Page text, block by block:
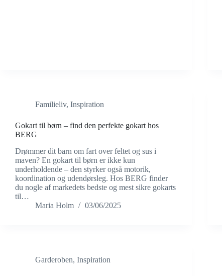
Familieliv, Inspiration
Gokart til børn – find den perfekte gokart hos
BERG
Drømmer dit barn om fart over feltet og sus i
maven? En gokart til børn er ikke kun
underholdende – den styrker også motorik,
koordination og udendørsleg. Hos BERG finder
du nogle af markedets bedste og mest sikre gokarts
til…
Maria Holm
03/06/2025
Garderoben, Inspiration